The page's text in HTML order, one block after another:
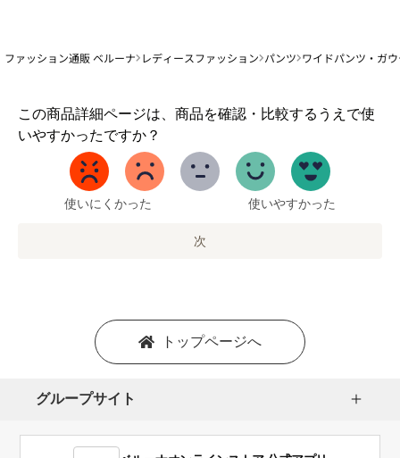
ファッション通販 ベルーナ レディースファッション パンツ ワイドパンツ・ガ
この商品詳細ページは、商品を確認・比較するうえで使
いやすかったですか？
1
か
使いにくかった 使いやすかった
次
トップページへ
グループサイト